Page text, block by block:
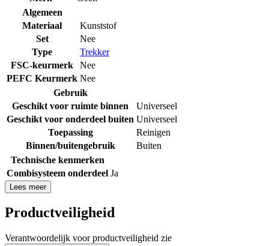
Algemeen
Materiaal
Kunststof
Set
Nee
Type
Trekker
FSC-keurmerk
Nee
PEFC Keurmerk Nee
Gebruik
Geschikt voor ruimte binnen
Universeel
Geschikt voor onderdeel buiten Universeel
Toepassing
Reinigen
Binnen/buitengebruik
Buiten
Technische kenmerken
Combisysteem onderdeel Ja
Lees meer
Productveiligheid
Verantwoordelijk voor productveiligheid zie